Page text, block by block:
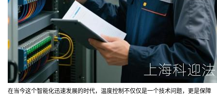
在当今这个智能化迅速发展的时代，温度控制不仅仅是一个技术问题，更是保障